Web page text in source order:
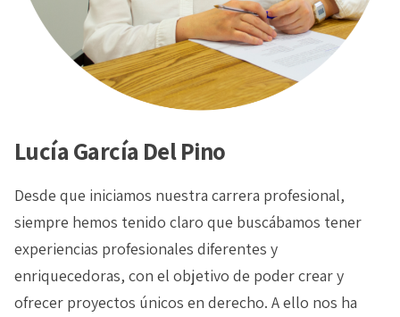
Lucía García Del Pino
Desde que iniciamos nuestra carrera profesional,
siempre hemos tenido claro que buscábamos tener
experiencias profesionales diferentes y
enriquecedoras, con el objetivo de poder crear y
ofrecer proyectos únicos en derecho. A ello nos ha